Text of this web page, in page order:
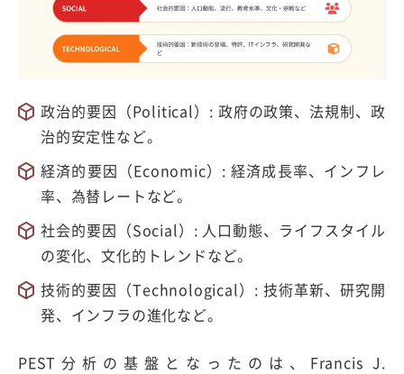
政治的要因（Political）: 政府の政策、法規制、政
治的安定性など。
経済的要因（Economic）: 経済成長率、インフレ
率、為替レートなど。
社会的要因（Social）: 人口動態、ライフスタイル
の変化、文化的トレンドなど。
技術的要因（Technological）: 技術革新、研究開
発、インフラの進化など。
PEST分析の基盤となったのは、Francis J.